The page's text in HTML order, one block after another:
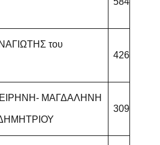
του
426
ΜΑΓΔΑΛΗΝΗ
ΔΗΜΗΤΡΙΟΥ
309